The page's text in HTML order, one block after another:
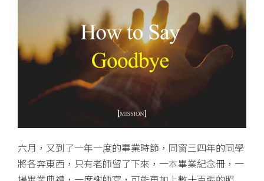
六月，又到了一年一度的畢業時節，同窗三四年的同學
將各奔東西，只有老師留了下來，一本畢業紀念冊，一